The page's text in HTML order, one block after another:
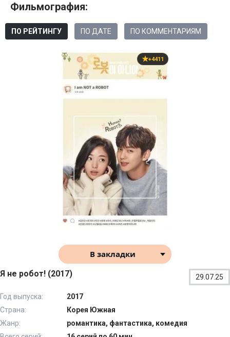
Фильмография:
ПО РЕЙТИНГУ ПО ДАТЕ ПО КОММЕНТАРИЯМ
+4411
В закладки
Я не робот! (2017) 29.07.25
Год выпуска:
2017
Страна:
Корея Южная
Жанр:
романтика, фантастика, комедия